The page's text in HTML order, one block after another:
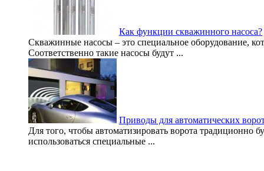
Как функции скважинного насоса?
Скважинные насосы – это специальное оборудование,
Соответственно такие насосы будут ...
Приводы для автоматических
Для того, чтобы автоматизировать ворота традиционно
использоваться специальные ...